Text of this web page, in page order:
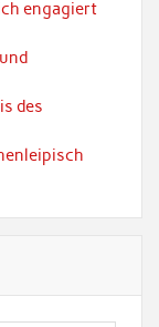
engagiert
des